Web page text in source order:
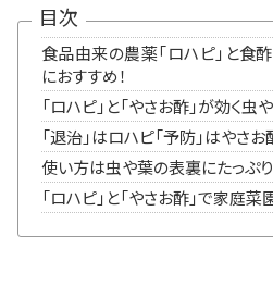
目次
食品由来の農薬「ロハピ」と食
におすすめ！
「ロハピ」と「やさお酢」が効く
「退治」はロハピ「予防」はやさお
使い方は虫や葉の表裏にたっぷり
「ロハピ」と「やさお酢」で家庭菜